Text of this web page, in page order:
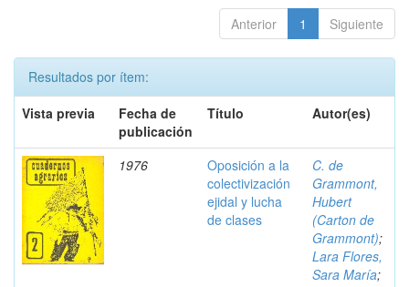
Anterior 1 Siguiente
Resultados por ítem:
Vista previa
Fecha de
publicación
Título Autor(es)
1976
Oposición a la
colectivización
ejidal y lucha
de clases
C. de
Grammont,
Hubert
(Carton de
Grammont);
Lara Flores,
Sara María;